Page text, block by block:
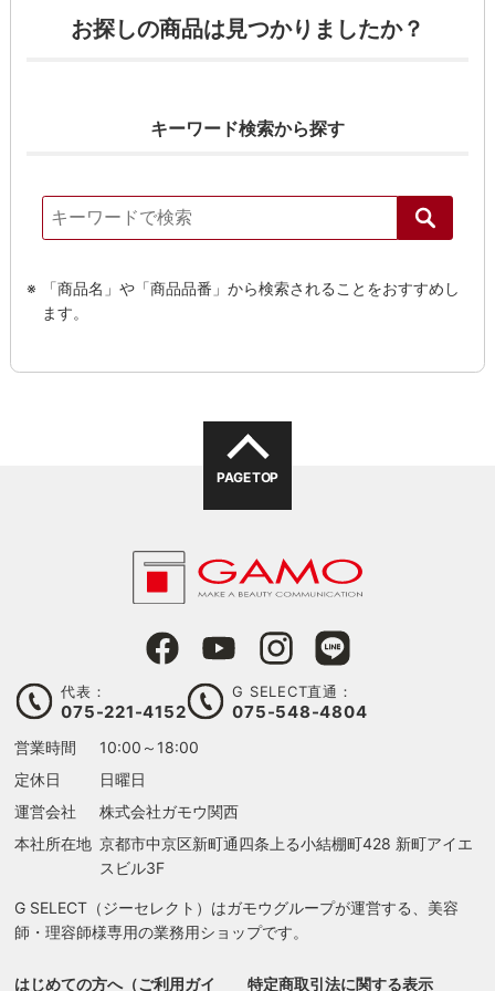
お探しの商品は見つかりましたか？
キーワード検索から探す
「商品名」や「商品品番」から検索されることをおすすめし
ます。
PAGE TOP
代表：
075-221-4152
G SELECT直通：
075-548-4804
営業時間
10:00～18:00
定休日
日曜日
運営会社
株式会社ガモウ関西
本社所在地 京都市中京区新町通四条上る小結棚町428 新町アイエ
スビル3F
G SELECT（ジーセレクト）はガモウグループが運営する、美容
師・理容師様専用の業務用ショップです。
はじめての方へ（ご利用ガイ 特定商取引法に関する表示